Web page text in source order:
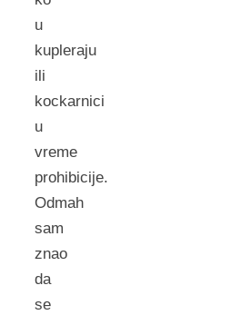
u
kupleraju
ili
kockarnici
u
vreme
prohibicije.
Odmah
sam
znao
da
se